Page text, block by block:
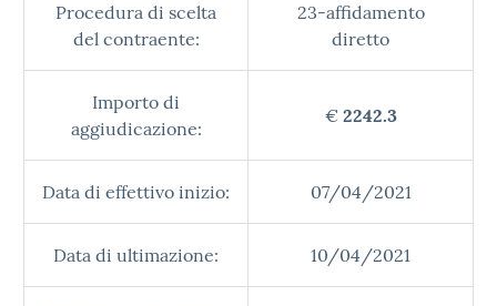
Procedura di scelta
del contraente:
23-affidamento
diretto
Importo di
aggiudicazione:
€ 2242.3
Data di effettivo inizio: 07/04/2021
Data di ultimazione: 10/04/2021